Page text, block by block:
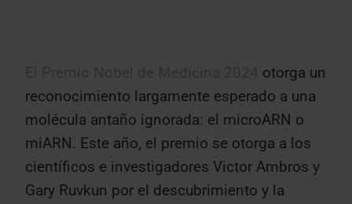
otorga un
reconocimiento largamente esperado a una
molécula antaño ignorada: el microARN o
miARN. Este año, el premio se otorga a los
científicos e investigadores Victor Ambros y
Gary Ruvkun por el descubrimiento y la